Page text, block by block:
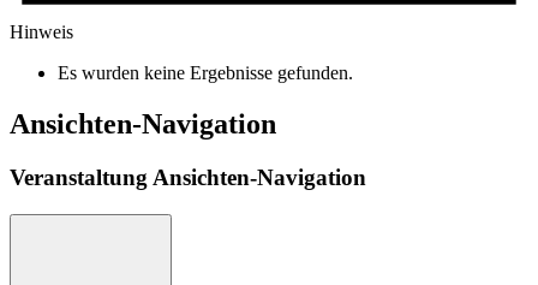
Hinweis
Es wurden keine Ergebnisse gefunden.
Ansichten-Navigation
Veranstaltung Ansichten-Navigation